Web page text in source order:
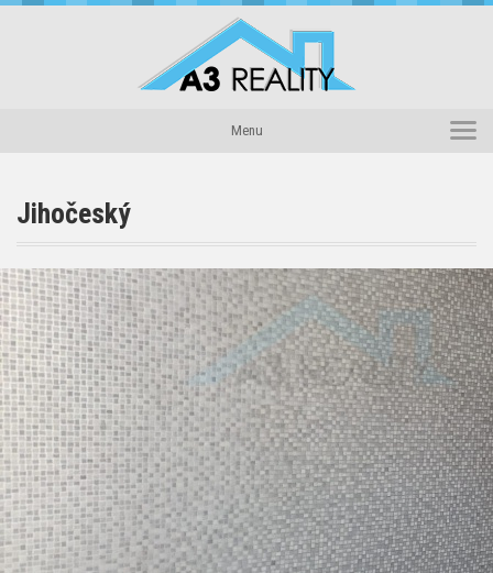
O nás
Kontakty
Menu
Jihočeský